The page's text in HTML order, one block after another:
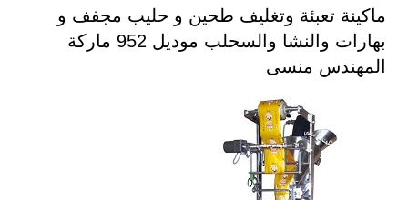
ماكينة تعبئة وتغليف طحين و حليب مجفف و
بهارات والنشا والسحلب موديل 952 ماركة
المهندس منسى